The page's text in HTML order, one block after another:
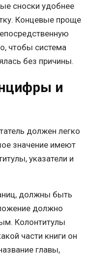
сноски удобнее
Концевые проще
чтобы система
без причины.
и
должен легко
значение имеют
указатели и
должны быть
должно
Колонтитулы
части книги он
главы,